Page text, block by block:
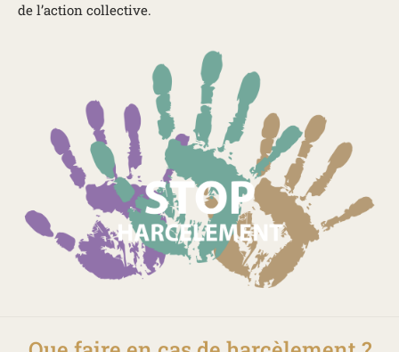
de l’action collective.